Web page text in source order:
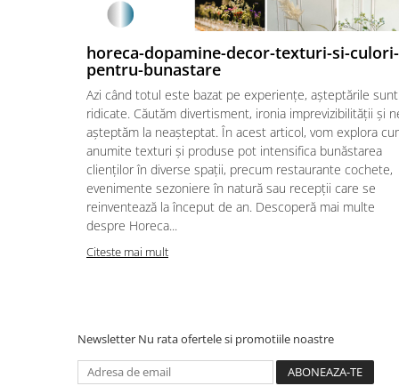
horeca-dopamine-decor-texturi-si-culori-
pentru-bunastare
Azi când totul este bazat pe experiențe, așteptările sunt
ridicate. Căutăm divertisment, ironia imprevizibilității și
așteptăm la neașteptat. În acest articol, vom explora
anumite texturi și produse pot intensifica bunăstarea
clienților în diverse spații, precum restaurante cochete,
evenimente sezoniere în natură sau recepții care se
reinventează la început de an. Descoperă mai multe
despre Horeca...
Citeste mai mult
Newsletter Nu rata ofertele si promotiile noastre